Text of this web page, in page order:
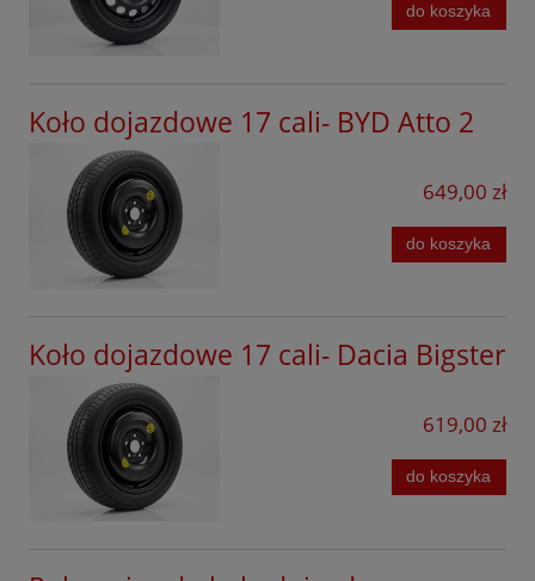
do koszyka
Koło dojazdowe 17 cali- BYD Atto 2
649,00 zł
do koszyka
Koło dojazdowe 17 cali- Dacia Bigster
619,00 zł
do koszyka